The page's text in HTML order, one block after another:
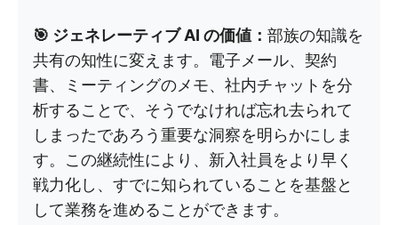
🎯 ジェネレーティブ AI の価値： 部族の知識を
共有の知性に変えます。電子メール、契約
書、ミーティングのメモ、社内チャットを分
析することで、そうでなければ忘れ去られて
しまったであろう重要な洞察を明らかにしま
す。この継続性により、新入社員をより早く
戦力化し、すでに知られていることを基盤と
して業務を進めることができます。